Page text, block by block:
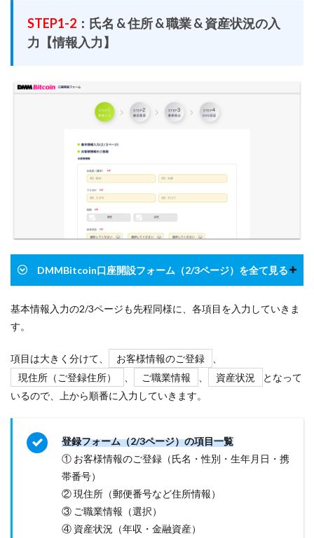
STEP1-2 ：氏名 & 住所 & 職業 & 資産状況の入
力【情報入力】
DMMBitcoin口座開設フォーム（2/3ページ）を全て見る
基本情報入力の2/3ページも先程同様に、各項目を入力していきま
す。
項目は大きく分けて、 お客様情報のご登録
現住所（ご登録住所）
ご職業情報 資産状況
となって
いるので、上から順番に入力していきます。
登録フォーム（2/3ページ）の項目一覧
① お客様情報のご登録（氏名・性別・生年月日・携
帯番号）
② 現住所（郵便番号など住所情報）
③ ご職業情報（選択）
④ 資産状況（年収・金融資産）